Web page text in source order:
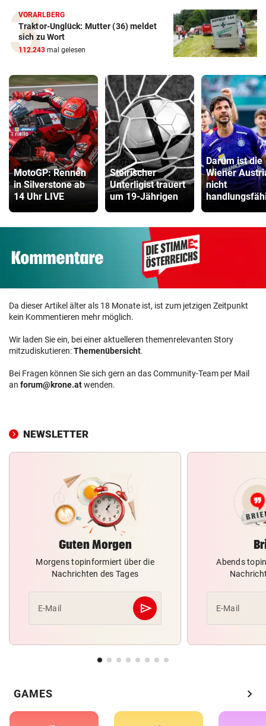
VORARLBERG
Traktor-Unglück: Mutter (36) meldet
sich zu Wort
112.243 mal gelesen
MotoGP: Rennen
in Silverstone ab
14 Uhr LIVE
Steirischer
Unterligist trauert
um 19-Jährigen
Darum ist die
Wiener
nicht
Da dieser Artikel älter als 18 Monate ist, ist zum jetzigen Zeitpunkt
kein Kommentieren mehr möglich.
Wir laden Sie ein, bei einer aktuelleren themenrelevanten Story
mitzudiskutieren:Themenübersicht.
Bei Fragen können Sie sich gern an das Community-Team per Mail
an forum@krone.atwenden.
NEWSLETTER
Guten Morgen
Morgens topinformiert über die
Nachrichten des Tages
E-Mail send
Abschicken
Abends
E-Mail
GAMES chevron_right